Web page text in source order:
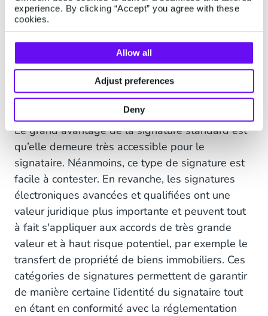
experience. By clicking “Accept” you agree with these
cookies.
Allow all
Adjust preferences
Deny
case à cocher), avancé (l'identité du signataire
est liée à la signature) et qualifié (chaque
signataire doit d'abord s'identifier auprès du
fournisseur de services de confiance - FSC).
En effet, le simple fait de cocher une case,
mettre son nom ou « accord » sur un site Web
est considéré comme une signature électronique.
Le grand avantage de la signature standard est
qu’elle demeure très accessible pour le
signataire. Néanmoins, ce type de signature est
facile à contester. En revanche, les signatures
électroniques avancées et qualifiées ont une
valeur juridique plus importante et peuvent tout
à fait s'appliquer aux accords de très grande
valeur et à haut risque potentiel, par exemple le
transfert de propriété de biens immobiliers. Ces
catégories de signatures permettent de garantir
de manière certaine l’identité du signataire tout
en étant en conformité avec la réglementation